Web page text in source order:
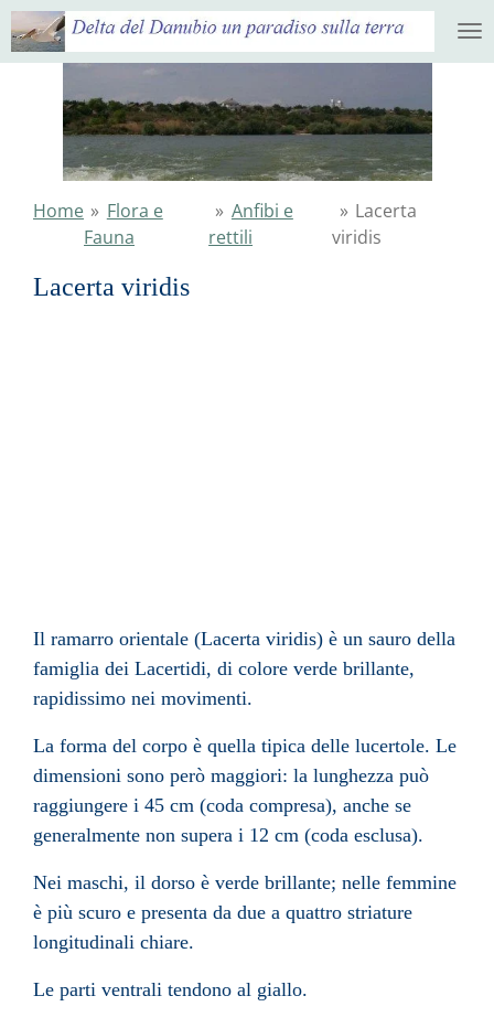
direct
hoofdinhoud
Home » Flora e
Fauna
» Anfibi e
rettili
» Lacerta
viridis
Lacerta viridis
Il ramarro orientale (Lacerta viridis) è un sauro della
famiglia dei Lacertidi, di colore verde brillante,
rapidissimo nei movimenti.
La forma del corpo è quella tipica delle lucertole. Le
dimensioni sono però maggiori: la lunghezza può
raggiungere i 45 cm (coda compresa), anche se
generalmente non supera i 12 cm (coda esclusa).
Nei maschi, il dorso è verde brillante; nelle femmine
è più scuro e presenta da due a quattro striature
longitudinali chiare.
Le parti ventrali tendono al giallo.